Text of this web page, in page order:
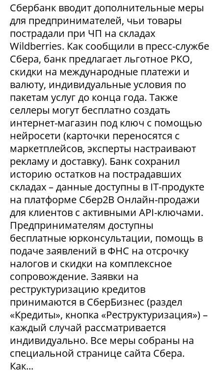
Сбербанк вводит дополнительные меры
для предпринимателей, чьи товары
пострадали при ЧП на складах
Wildberries. Как сообщили в пресс-службе
Сбера, банк предлагает льготное РКО,
скидки на международные платежи и
валюту, индивидуальные условия по
пакетам услуг до конца года. Также
селлеры могут бесплатно создать
интернет-магазин под ключ с помощью
нейросети (карточки переносятся с
маркетплейсов, эксперты настраивают
рекламу и доставку). Банк сохранил
историю остатков на пострадавших
складах – данные доступны в IT-продукте
на платформе Сбер2В Онлайн-продажи
для клиентов с активными API-ключами.
Предпринимателям доступны
бесплатные юрконсультации, помощь в
подаче заявлений в ФНС на отсрочку
налогов и скидки на комплексное
сопровождение. Заявки на
реструктуризацию кредитов
принимаются в СберБизнес (раздел
«Кредиты», кнопка «Реструктуризация») –
каждый случай рассматривается
индивидуально. Все меры собраны на
специальной странице сайта Сбера.
Как...